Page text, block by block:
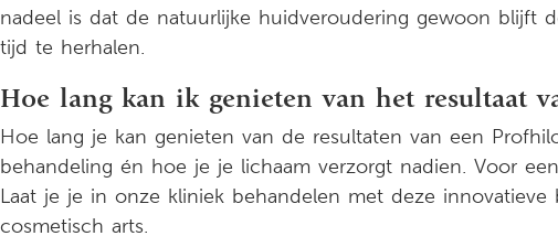
nadeel is dat de natuurlijke huidveroudering gewoon blijft
tijd te herhalen.
Hoe lang kan ik genieten van het resultaat
Hoe lang je kan genieten van de resultaten van een
behandeling én hoe je je lichaam verzorgt nadien. Voor
Laat je je in onze kliniek behandelen met deze
cosmetisch arts.